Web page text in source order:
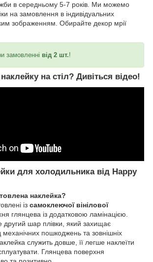
в середньому 5-7 років. Ми можемо
на замовлення в індивідуальних
зображенням. Обирайте декор мрії
замовленні від 2 шт.!
на стіл? Дивіться відео!
для холодильника від Happy
наклейка?
із самоклеючої вінілової
глянцева із додатковою ламінацією.
другий шар плівки, який захищає
механічних пошкоджень та зовнішніх
служить довше, її легше наклеїти
Глянцева поверхня